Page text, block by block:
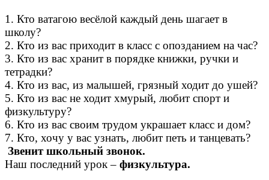
1. Кто ватагою весёлой каждый день шагает в
школу?
2. Кто из вас приходит в класс с опозданием на час?
3. Кто из вас хранит в порядке книжки, ручки и
тетрадки?
4. Кто из вас, из малышей, грязный ходит до ушей?
5. Кто из вас не ходит хмурый, любит спорт и
физкультуру?
6. Кто из вас своим трудом украшает класс и дом?
7. Кто, хочу у вас узнать, любит петь и танцевать?
Звенит школьный звонок.
Наш последний урок – физкультура.